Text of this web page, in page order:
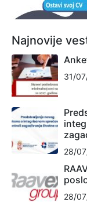
Najnovije
31/
28/
28/